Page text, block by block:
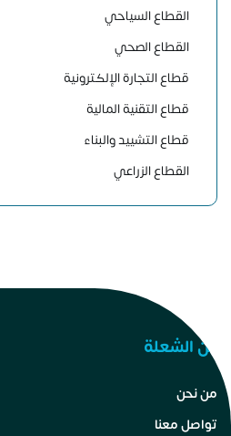
القطاع السياحي
القطاع الصحي
قطاع التجارة الإلكترونية
قطاع التقنية المالية
قطاع التشييد والبناء
القطاع الزراعي
عن الشعلة
من نحن
تواصل معنا